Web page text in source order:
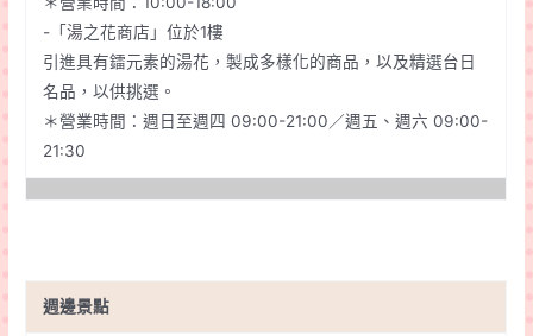
-「湯之花商店」位於1樓
引進具有鐳元素的湯花，製成多樣化的商品，以及精選台日
名品，以供挑選。
＊營業時間：週日至週四 09:00-21:00／週五、週六 09:00-
21:30
週邊景點